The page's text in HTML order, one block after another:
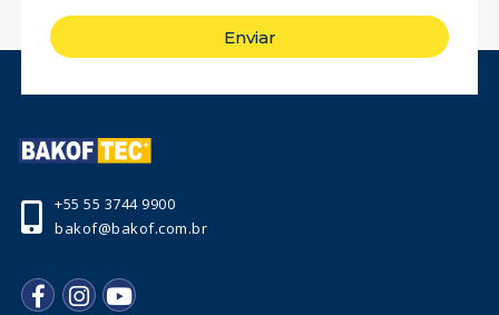
Enviar
+55 55 3744 9900
bakof@bakof.com.br